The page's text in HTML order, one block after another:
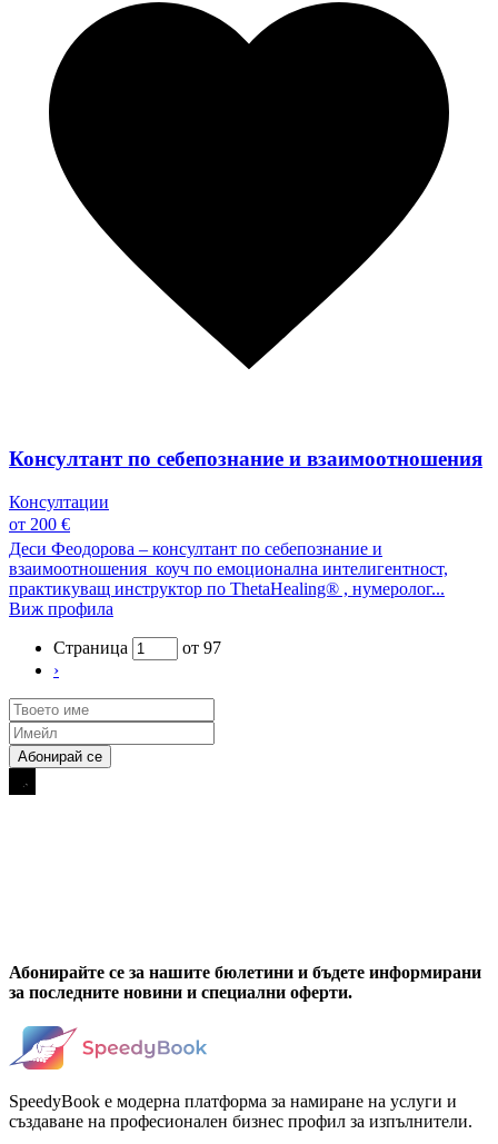
Консултант по себепознание и взаимоотношения
Консултации
от 200 €
Деси Феодорова – консултант по себепознание и
взаимоотношения коуч по емоционална интелигентност,
практикуващ инструктор по ThetaHealing® , нумеролог...
Виж профила
Страница
от 97
›
Абонирайте се за нашите бюлетини и бъдете информирани
за последните новини и специални оферти.
SpeedyBook е модерна платформа за намиране на услуги и
създаване на професионален бизнес профил за изпълнители.